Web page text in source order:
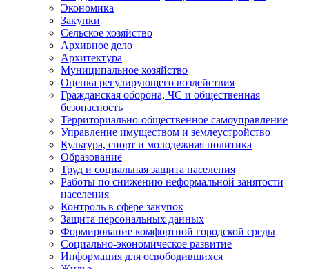
Экономика
Закупки
Сельское хозяйство
Архивное дело
Архитектура
Муниципальное хозяйство
Оценка регулирующего воздействия
Гражданская оборона, ЧС и общественная
безопасность
Территориально-общественное самоуправление
Управление имуществом и землеустройство
Культура, спорт и молодежная политика
Образование
Труд и социальная защита населения
Работы по снижению неформальной занятости
населения
Контроль в сфере закупок
Защита персональных данных
Формирование комфортной городской среды
Социально-экономическое развитие
Информация для освободившихся